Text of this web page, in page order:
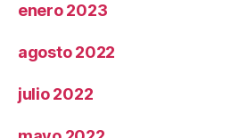
enero 2023
agosto 2022
julio 2022